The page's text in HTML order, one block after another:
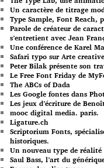
Un caractère de titrage
Type Sample, Font Reach,
Parole de créateur de
s’entretient avec Jean
Une conférence de Karel
Safari typo sur Arte
Peter Bilak présente son
Le Free Font Friday de
The ABCs of Dada
Les Google fontes dans
Les jeux d’écriture de
mooc digital media. paris.
Ligature.ch
Scriptorium Fonts,
historiques.
Un nouveau type de réalité
Saul Bass, l’art du